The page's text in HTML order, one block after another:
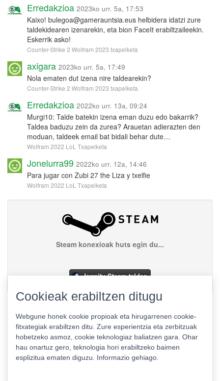
Erredakzioa 2023ko urr. 5a, 17:53
Kaixo! bulegoa@gamerauntsia.eus helbidera idatzi zure
taldekidearen izenarekin, eta bion FaceIt erabiltzaileekin.
Eskerrik asko!
Counter-Strike 2 Wolfram 2023 txapelketa
axigara 2023ko urr. 5a, 17:49
Nola ematen dut izena nire taldearekin?
Counter-Strike 2 Wolfram 2023 txapelketa
Erredakzioa 2022ko urr. 13a, 09:24
Murgi10: Talde batekin izena eman duzu edo bakarrik?
Taldea baduzu zein da zurea? Arauetan adierazten den
moduan, taldeek email bat bidali behar dute…
Wolfram 2022 LoL Txapelketa
Jonelurra99 2022ko urr. 12a, 14:46
Para jugar con Zubi 27 the Liza y txelfie
Wolfram 2022 LoL Txapelketa
Steam konexioak huts egin du...
Jarraitu Steam taldea
Cookieak erabiltzen ditugu
Webgune honek cookie propioak eta hirugarrenen cookie-
fitxategiak erabiltzen ditu. Zure esperientzia eta zerbitzuak
hobetzeko asmoz, cookie teknologiaz baliatzen gara. Ohar
hau onartuz gero, teknologia hori erabiltzeko baimen
esplizitua ematen diguzu. Informazio gehiago.